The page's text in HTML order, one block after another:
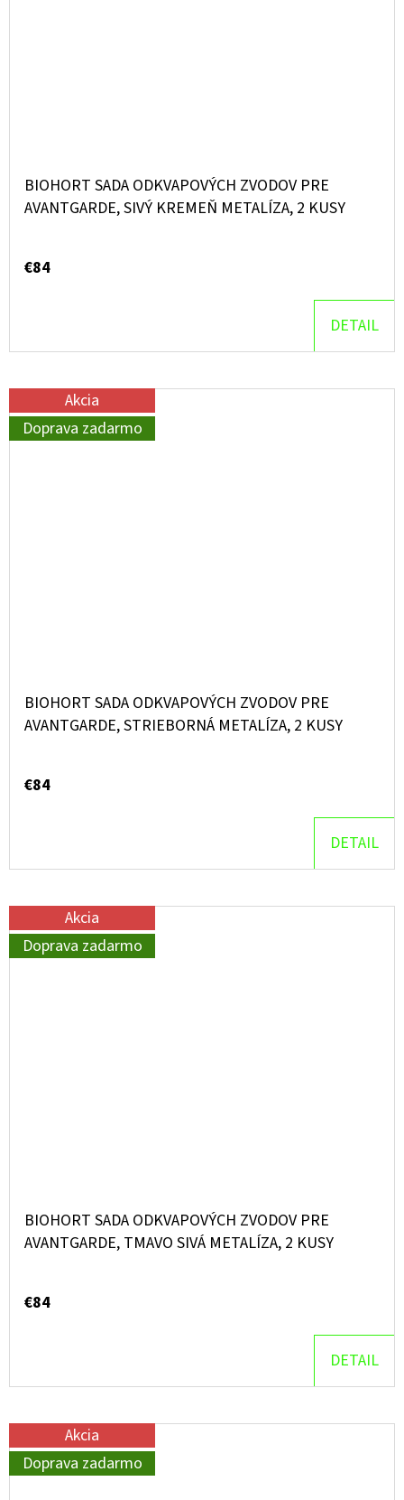
BIOHORT SADA ODKVAPOVÝCH ZVODOV PRE
AVANTGARDE, SIVÝ KREMEŇ METALÍZA, 2 KUSY
€84
DETAIL
Akcia
Doprava zadarmo
BIOHORT SADA ODKVAPOVÝCH ZVODOV PRE
AVANTGARDE, STRIEBORNÁ METALÍZA, 2 KUSY
€84
DETAIL
Akcia
Doprava zadarmo
BIOHORT SADA ODKVAPOVÝCH ZVODOV PRE
AVANTGARDE, TMAVO SIVÁ METALÍZA, 2 KUSY
€84
DETAIL
Akcia
Doprava zadarmo